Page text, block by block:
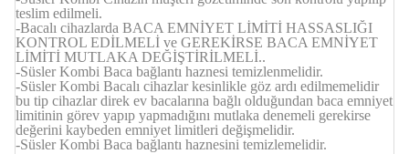
teslim edilmeli.
-Bacalı cihazlarda BACA EMNİYET LİMİTİ HASSASLIĞI
KONTROL EDİLMELİ ve GEREKİRSE BACA EMNİYET
LİMİTİ MUTLAKA DEĞİŞTİRİLMELİ..
-Süsler Kombi Baca bağlantı haznesi temizlenmelidir.
-Süsler Kombi Bacalı cihazlar kesinlikle göz ardı edilmemelidir
bu tip cihazlar direk ev bacalarına bağlı olduğundan baca emniyet
limitinin görev yapıp yapmadığını mutlaka denemeli gerekirse
değerini kaybeden emniyet limitleri değişmelidir.
-Süsler Kombi Baca bağlantı haznesini temizlemelidir.